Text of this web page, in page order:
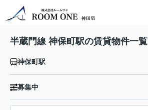
半蔵門線 神保町駅の賃貸物件一覧
神保町駅
募集中